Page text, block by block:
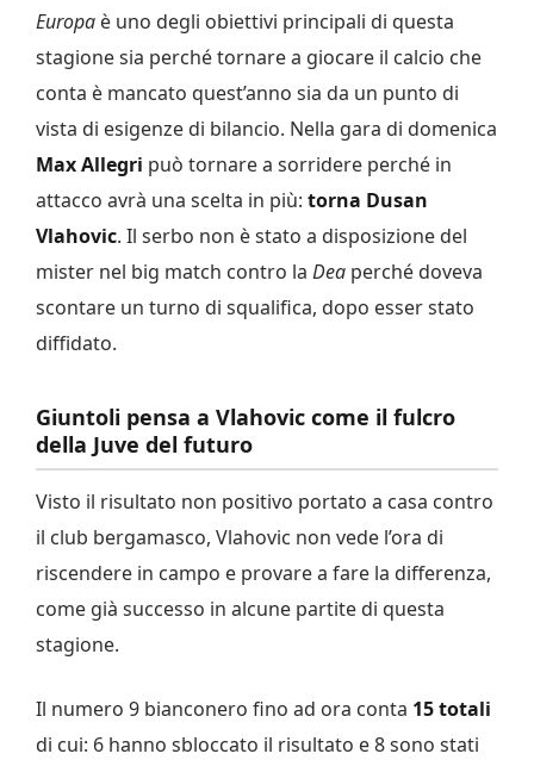
Europa è uno degli obiettivi principali di questa
stagione sia perché tornare a giocare il calcio che
conta è mancato quest’anno sia da un punto di
vista di esigenze di bilancio. Nella gara di domenica
Max Allegri può tornare a sorridere perché in
attacco avrà una scelta in più: torna Dusan
Vlahovic. Il serbo non è stato a disposizione del
mister nel big match contro la Dea perché doveva
scontare un turno di squalifica, dopo esser stato
diffidato.
Giuntoli pensa a Vlahovic come il fulcro
della Juve del futuro
Visto il risultato non positivo portato a casa contro
il club bergamasco, Vlahovic non vede l’ora di
riscendere in campo e provare a fare la differenza,
come già successo in alcune partite di questa
stagione.
Il numero 9 bianconero fino ad ora conta 15totali
di cui: 6 hanno sbloccato il risultato e 8 sono stati